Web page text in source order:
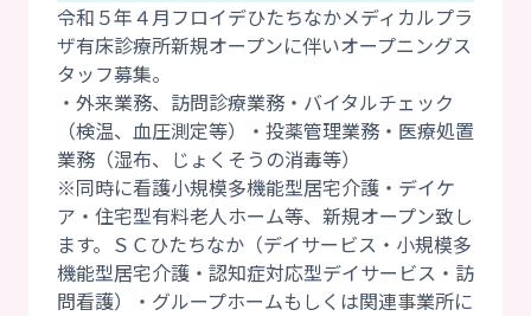
令和５年４月フロイデひたちなかメディカルプラ
ザ有床診療所新規オープンに伴いオープニングス
タッフ募集。
・外来業務、訪問診療業務・バイタルチェック
（検温、血圧測定等）・投薬管理業務・医療処置
業務（湿布、じょくそうの消毒等）
※同時に看護小規模多機能型居宅介護・デイケ
ア・住宅型有料老人ホーム等、新規オープン致し
ます。ＳＣひたちなか（デイサービス・小規模多
機能型居宅介護・認知症対応型デイサービス・訪
問看護）・グループホームもしくは関連事業所に